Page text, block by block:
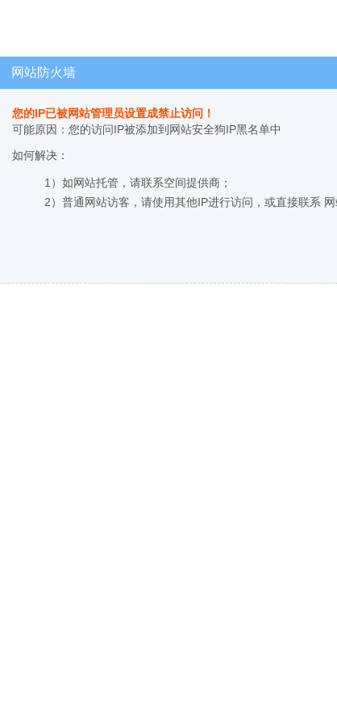
网站防火墙
您的IP已被网站管理员设置成禁止访问！
可能原因：您的访问IP被添加到网站安全狗IP黑名单中
如何解决：
1）如网站托管，请联系空间提供商；
2）普通网站访客，请使用其他IP进行访问，或直接联系 网